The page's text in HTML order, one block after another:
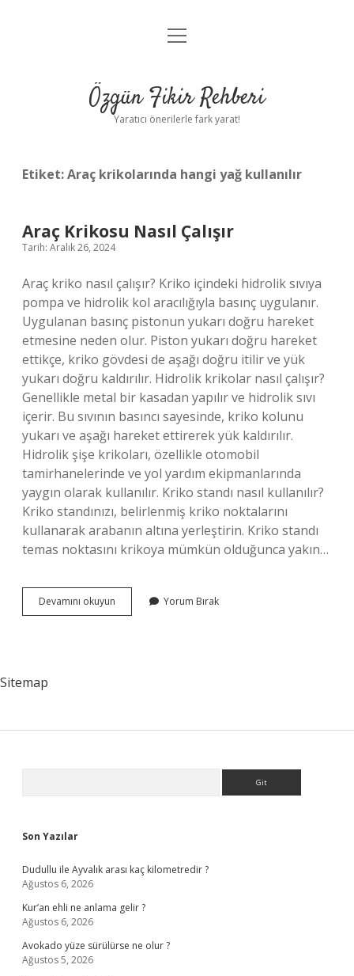
Gizlilik Politikası
Yasal Uyarı
menüyü
Özgün Fikir Rehberi
Yaratıcı önerilerle fark yarat!
Etiket:Araç krikolarında hangi yağ kullanılır
Araç Krikosu Nasıl Çalışır
Tarih: Aralık 26, 2024
Araç kriko nasıl çalışır? Kriko içindeki hidrolik sıvıya
pompa ve hidrolik kol aracılığıyla basınç uygulanır.
Uygulanan basınç pistonun yukarı doğru hareket
etmesine neden olur. Piston yukarı doğru hareket
ettikçe, kriko gövdesi de aşağı doğru itilir ve yük
yukarı doğru kaldırılır. Hidrolik krikolar nasıl çalışır?
Genellikle metal bir kasadan yapılır ve hidrolik sıvı
içerir. Bu sıvının basıncı sayesinde, kriko kolunu
yukarı ve aşağı hareket ettirerek yük kaldırılır.
Hidrolik şişe krikoları, özellikle otomobil
tamirhanelerinde ve yol yardım ekipmanlarında
yaygın olarak kullanılır. Kriko standı nasıl kullanılır?
Kriko standınızı, belirlenmiş kriko noktalarını
kullanarak arabanın altına yerleştirin. Kriko standı
temas noktasını krikoya mümkün olduğunca yakın…
Devamını okuyun
Krikosu
Yorum Bırak
Sitemap
Son Yazılar
Dudullu ile Ayvalık arası kaç kilometredir ?
Ağustos 6, 2026
Kur’an ehli ne anlama gelir ?
Ağustos 6, 2026
Avokado yüze sürülürse ne olur ?
Ağustos 5, 2026